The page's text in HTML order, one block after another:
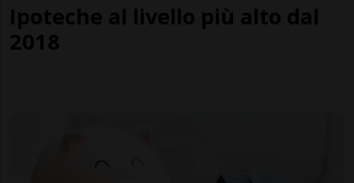
Ipoteche al livello più alto dal
2018